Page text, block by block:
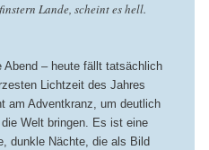
Lande, scheint es hell.
Abend – heute fällt tatsächlich
Lichtzeit des Jahres
am Adventkranz, um deutlich
Welt bringen. Es ist eine
dunkle Nächte, die als Bild